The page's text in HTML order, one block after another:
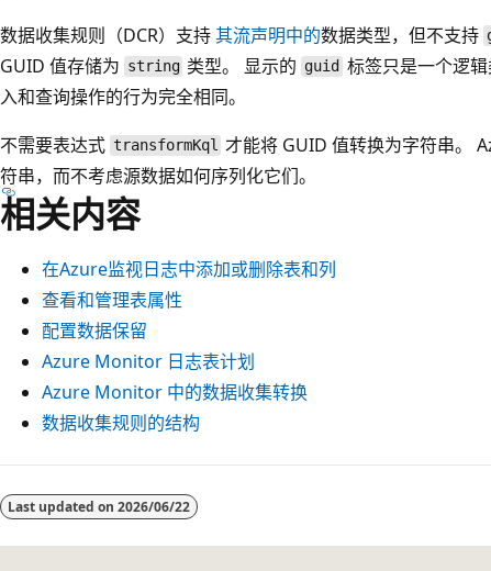
数据收集规则（DCR）支持其流声明中的数据类型，但不支持
GUID 值存储为 string 类型。 显示的 guid 标签只是一个逻
入和查询操作的行为完全相同。
不需要表达式 transformKql 才能将 GUID 值转换为字符串。
符串，而不考虑源数据如何序列化它们。
相关内容
在Azure监视日志中添加或删除表和列
查看和管理表属性
配置数据保留
Azure Monitor 日志表计划
Azure Monitor 中的数据收集转换
数据收集规则的结构
Last updated on 2026/06/22